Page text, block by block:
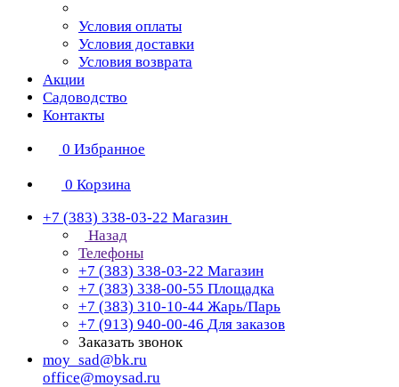
Условия оплаты
Условия доставки
Условия возврата
Акции
Садоводство
Контакты
0 Избранное
0 Корзина
+7 (383) 338-03-22 Магазин
Назад
Телефоны
+7 (383) 338-03-22 Магазин
+7 (383) 338-00-55 Площадка
+7 (383) 310-10-44 Жарь/Парь
+7 (913) 940-00-46 Для заказов
Заказать звонок
moy_sad@bk.ru
office@moysad.ru